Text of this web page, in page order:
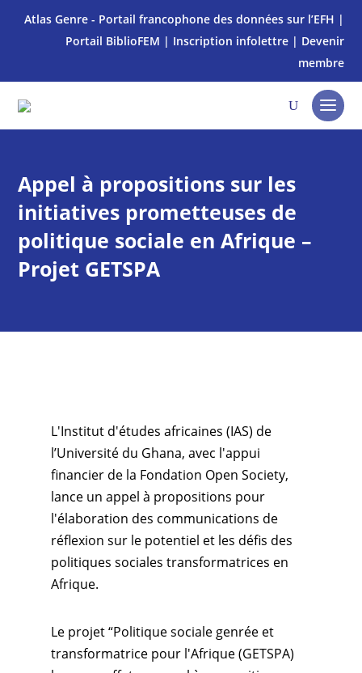
Atlas Genre - Portail francophone des données sur l’EFH |
Portail BiblioFEM | Inscription infolettre| Devenir
membre
Appel à propositions sur les
initiatives prometteuses de
politique sociale en Afrique –
Projet GETSPA
L'Institut d'études africaines (IAS) de
l’Université du Ghana, avec l'appui
financier de la Fondation Open Society,
lance un appel à propositions pour
l'élaboration des communications de
réflexion sur le potentiel et les défis des
politiques sociales transformatrices en
Afrique.
Le projet “Politique sociale genrée et
transformatrice pour l'Afrique (GETSPA)